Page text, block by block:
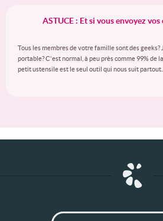
ASTUCE : Et si vous envoyez vos
Tous les membres de votre famille sont des
portable? C'est normal, à peu près comme 99%
petit ustensile est le seul outil qui nous suit